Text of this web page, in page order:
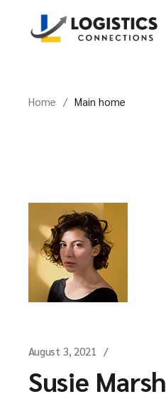
content
Home Main home
August 3, 2021
Susie Marsh